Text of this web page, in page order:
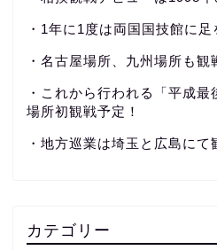
・1年に1度は両国国技館に
・名古屋場所、九州場所も観
・これから行われる「平成
場所初観戦予定！
・地方巡業は埼玉と広島にて
カテゴリー